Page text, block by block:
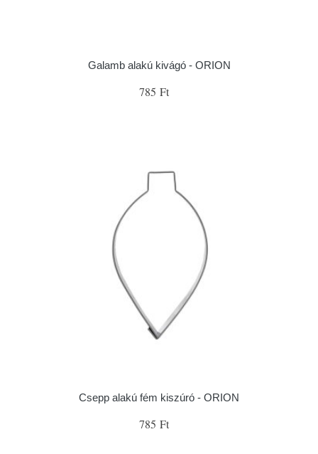
Galamb alakú kivágó - ORION
785 Ft
Csepp alakú fém kiszúró - ORION
785 Ft